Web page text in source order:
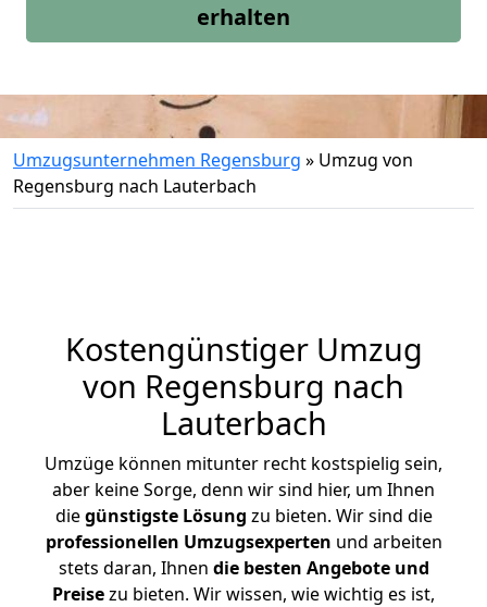
erhalten
Umzugsunternehmen Regensburg » Umzug von
Regensburg nach Lauterbach
Kostengünstiger Umzug
von Regensburg nach
Lauterbach
Umzüge können mitunter recht kostspielig sein,
aber keine Sorge, denn wir sind hier, um Ihnen
diegünstigste Lösung zu bieten. Wir sind die
professionellen Umzugsexperten und arbeiten
stets daran, Ihnen die besten Angebote und
Preisezu bieten. Wir wissen, wie wichtig es ist,